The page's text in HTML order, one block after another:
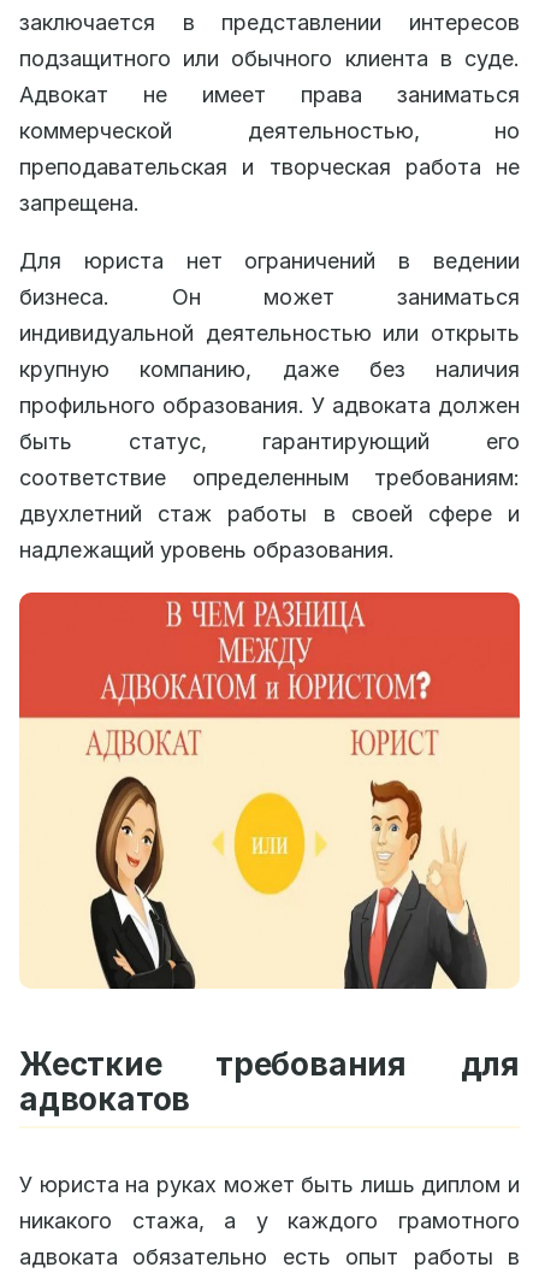
заключается в представлении интересов
подзащитного или обычного клиента в суде.
Адвокат не имеет права заниматься
коммерческой деятельностью, но
преподавательская и творческая работа не
запрещена.
Для юриста нет ограничений в ведении
бизнеса. Он может заниматься
индивидуальной деятельностью или открыть
крупную компанию, даже без наличия
профильного образования. У адвоката должен
быть статус, гарантирующий его
соответствие определенным требованиям:
двухлетний стаж работы в своей сфере и
надлежащий уровень образования.
Жесткие требования для
адвокатов
У юриста на руках может быть лишь диплом и
никакого стажа, а у каждого грамотного
адвоката обязательно есть опыт работы в